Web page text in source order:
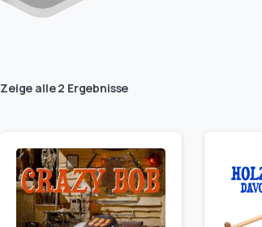
Zeige alle 2 Ergebnisse